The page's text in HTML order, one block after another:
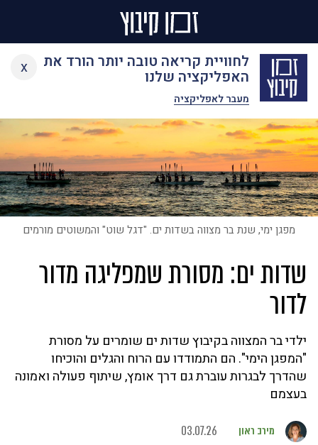
לחוויית קריאה טובה יותר הורד את
האפליקציה שלנו
מעבר לאפליקציה
x
Skip
content
מפגן ימי, שנת בר מצווה בשדות ים. "דגל שוט" והמשוטים מורמים
שדות ים: מסורת שמפליגה מדור
לדור
ילדי בר המצווה בקיבוץ שדות ים שומרים על מסורת
"המפגן הימי". הם התמודדו עם הרוח והגלים והוכיחו
שהדרך לבגרות עוברת גם דרך אומץ, שיתוף פעולה ואמונה
בעצמם
מירב ראון 03.07.26